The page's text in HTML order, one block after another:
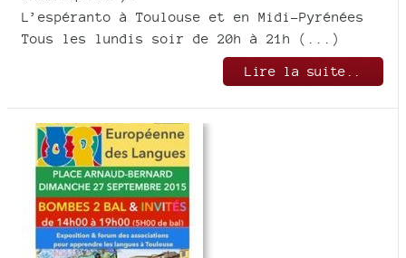
L’espéranto à Toulouse et en Midi-Pyrénées
Tous les lundis soir de 20h à 21h (...)
Lire la suite..